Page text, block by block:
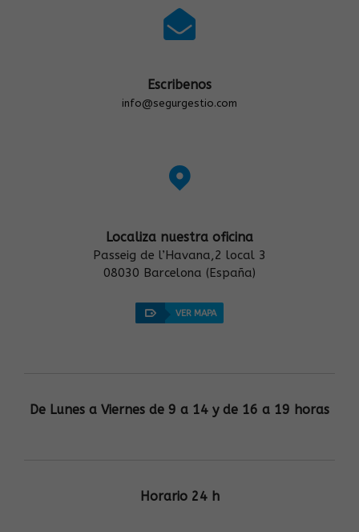
Escribenos
info@segurgestio.com
Localiza nuestra oficina
Passeig de l’Havana,2 local 3
08030 Barcelona (España)
VER MAPA
De Lunes a Viernes de 9 a 14 y de 16 a 19 horas
Horario 24 h